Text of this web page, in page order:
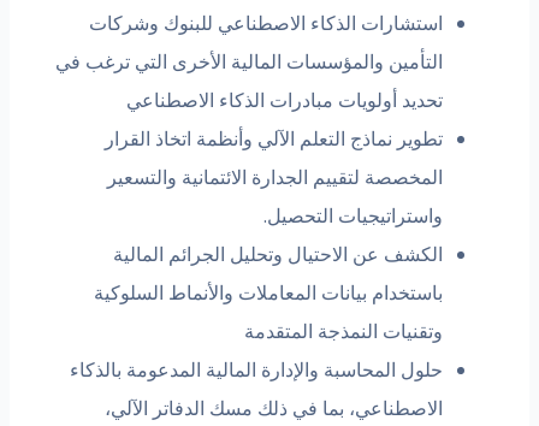
استشارات الذكاء الاصطناعي للبنوك وشركات
التأمين والمؤسسات المالية الأخرى التي ترغب في
تحديد أولويات مبادرات الذكاء الاصطناعي
تطوير نماذج التعلم الآلي وأنظمة اتخاذ القرار
المخصصة لتقييم الجدارة الائتمانية والتسعير
واستراتيجيات التحصيل.
الكشف عن الاحتيال وتحليل الجرائم المالية
باستخدام بيانات المعاملات والأنماط السلوكية
وتقنيات النمذجة المتقدمة
حلول المحاسبة والإدارة المالية المدعومة بالذكاء
الاصطناعي، بما في ذلك مسك الدفاتر الآلي،